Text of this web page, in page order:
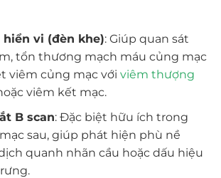
hiển vi (đèn khe): Giúp quan sát
tổn thương mạch máu củng mạc
viêm củng mạc với viêm thượng
viêm kết mạc.
B scan: Đặc biệt hữu ích trong
sau, giúp phát hiện phù nề
quanh nhãn cầu hoặc dấu hiệu